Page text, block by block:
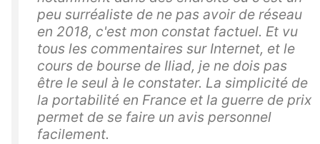
peu surréaliste de ne pas avoir de réseau
en 2018, c'est mon constat factuel. Et vu
tous les commentaires sur Internet, et le
cours de bourse de Iliad, je ne dois pas
être le seul à le constater. La simplicité de
la portabilité en France et la guerre de prix
permet de se faire un avis personnel
facilement.